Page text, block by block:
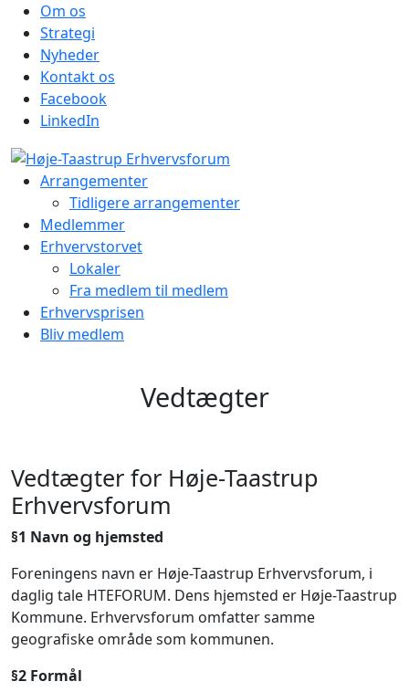
Om os
Strategi
Nyheder
Kontakt os
Facebook
LinkedIn
Arrangementer
Tidligere arrangementer
Medlemmer
Erhvervstorvet
Lokaler
Fra medlem til medlem
Erhvervsprisen
Bliv medlem
Vedtægter
Vedtægter for Høje-Taastrup
Erhvervsforum
§1 Navn og hjemsted
Foreningens navn er Høje-Taastrup Erhvervsforum, i
daglig tale HTEFORUM. Dens hjemsted er Høje-Taastrup
Kommune. Erhvervsforum omfatter samme
geografiske område som kommunen.
§2 Formål